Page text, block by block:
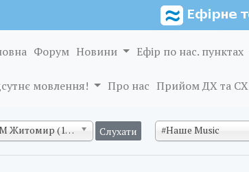
Форум Новини Ефір по нас. пунктах
мовлення! Про нас Прийом ДХ та СХ
106,1 FM Житомир (128 кб/с) #Наше Music